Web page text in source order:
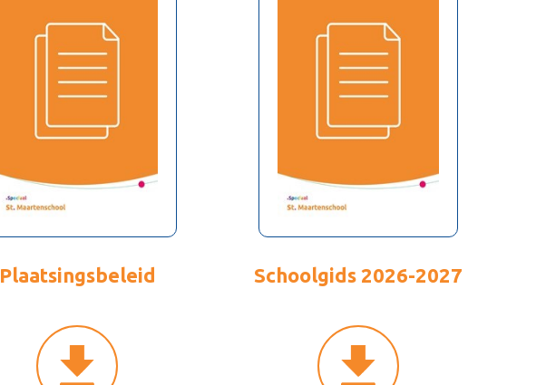
Plaatsingsbeleid Schoolgids 2026-2027